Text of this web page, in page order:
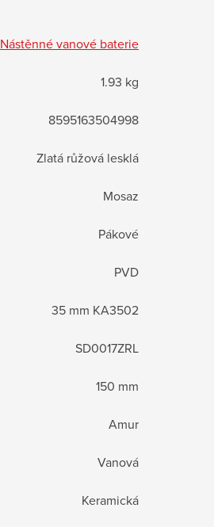
Nástěnné vanové baterie
1.93 kg
8595163504998
Zlatá růžová lesklá
Mosaz
Pákové
PVD
35 mm KA3502
SD0017ZRL
150 mm
Amur
Vanová
Keramická